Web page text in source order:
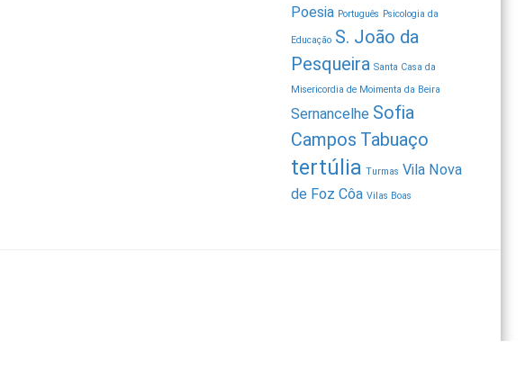
Poesia Português Psicologia da
Educação S. João da
Pesqueira Santa Casa da
Misericordia de Moimenta da Beira
Sernancelhe Sofia
Campos Tabuaço
tertúlia Turmas Vila Nova
de Foz Côa Vilas Boas